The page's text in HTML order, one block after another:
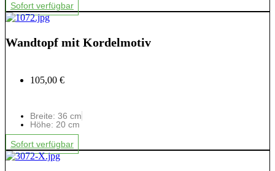
Sofort verfügbar
Wandtopf mit Kordelmotiv
105,00 €
Breite: 36 cm
Höhe: 20 cm
Sofort verfügbar